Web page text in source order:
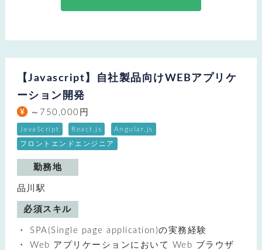
【Javascript】自社製品向けWEBアプリケ
ーション開発
～750,000円
JavaScript React.js Angular.js
フロントエンドエンジニア
勤務地
品川駅
必須スキル
SPA(Single page application)の実務経験
Web アプリケーションにおいて Web ブラウザ